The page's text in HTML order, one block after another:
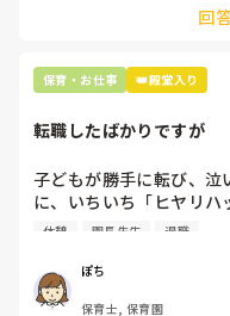
て貰い、主任に報告し
回
保育・お仕事 👑殿堂入り
転職したばかりですが
子どもが勝手に転び、泣
に、いちいち「ヒヤリハ
と書かされ
（そう言う本人は書かな
休憩 園長先生 退職
ぽち
保育士, 保育園